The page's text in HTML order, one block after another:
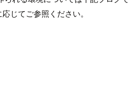
じてご参照ください。